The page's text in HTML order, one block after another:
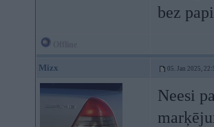
bez
Mizx 05. Jan 2025,
Neesi